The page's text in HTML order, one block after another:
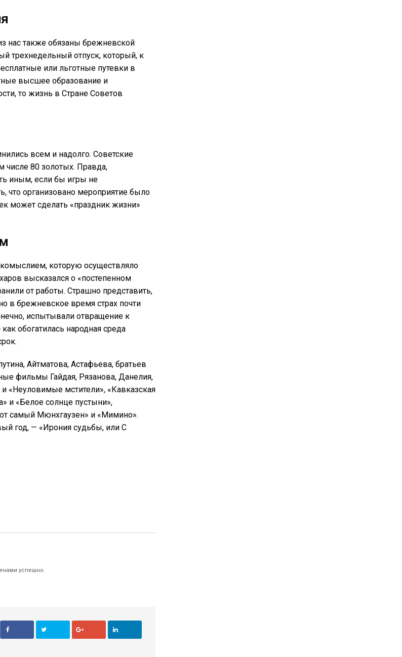
нас также обязаны брежневской
трехнедельный отпуск, который, к
или льготные путевки в
высшее образование и
то жизнь в Стране Советов
всем и надолго. Советские
числе 80 золотых. Правда,
иным, если бы игры не
что организовано мероприятие было
может сделать «праздник жизни»
которую осуществляло
высказался о «постепенном
от работы. Страшно представить,
в брежневское время страх почти
испытывали отвращение к
обогатилась народная среда
Айтматова, Астафьева, братьев
фильмы Гайдая, Рязанова, Данелия,
«Неуловимые мстители», «Кавказская
и «Белое солнце пустыни»,
самый Мюнхгаузен» и «Мимино».
год, — «Ирония судьбы, или С
успешно.